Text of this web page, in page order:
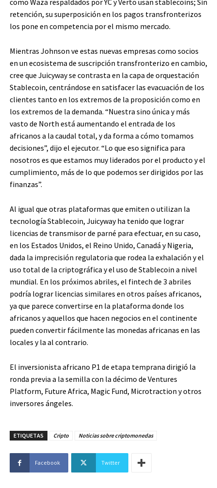
como Waza respaldados por YC y Verto usan stablecoins; Sin
retención, su superposición en los pagos transfronterizos
los pone en competencia por el mismo mercado.
Mientras Johnson ve estas nuevas empresas como socios
en un ecosistema de suscripción transfronterizo en cambio,
cree que Juicyway se contrasta en la capa de orquestación
Stablecoin, centrándose en satisfacer las evacuación de los
clientes tanto en los extremos de la proposición como en
los extremos de la demanda. “Nuestra sino única y más
vasto de North está aumentando el entrada de los
africanos a la caudal total, y da forma a cómo tomamos
decisiones”, dijo el ejecutor. “Lo que eso significa para
nosotros es que estamos muy liderados por el producto y el
cumplimiento, más de lo que podemos ser dirigidos por las
finanzas”.
Al igual que otras plataformas que emiten o utilizan la
tecnología Stablecoin, Juicyway ha tenido que lograr
licencias de transmisor de parné para efectuar, en su caso,
en los Estados Unidos, el Reino Unido, Canadá y Nigeria,
dada la imprecisión regulatoria que rodea la exhalación y el
uso total de la criptográfica y el uso de Stablecoin a nivel
mundial. En los próximos abriles, el fintech de 3 abriles
podría lograr licencias similares en otros países africanos,
ya que parece convertirse en la plataforma donde los
africanos y aquellos que hacen negocios en el continente
pueden convertir fácilmente las monedas africanas en las
locales y la al contrario.
El inversionista africano P1 de etapa temprana dirigió la
ronda previa a la semilla con la décimo de Ventures
Platform, Future Africa, Magic Fund, Microtraction y otros
inversores ángeles.
ETIQUETAS Cripto Noticias sobre criptomonedas
Facebook Twitter